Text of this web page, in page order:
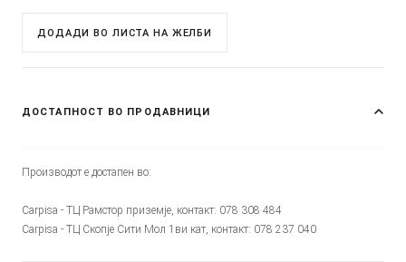
ДОДАДИ ВО ЛИСТА НА ЖЕЛБИ
ДОСТАПНОСТ ВО ПРОДАВНИЦИ
Производот е достапен во:
Carpisa - ТЦ Рамстор приземје, контакт: 078 308 484
Carpisa - ТЦ Скопје Сити Мол 1ви кат, контакт: 078 237 040